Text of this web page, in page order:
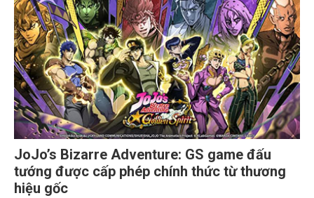
JoJo’s Bizarre Adventure: GS game đấu
tướng được cấp phép chính thức từ thương
hiệu gốc